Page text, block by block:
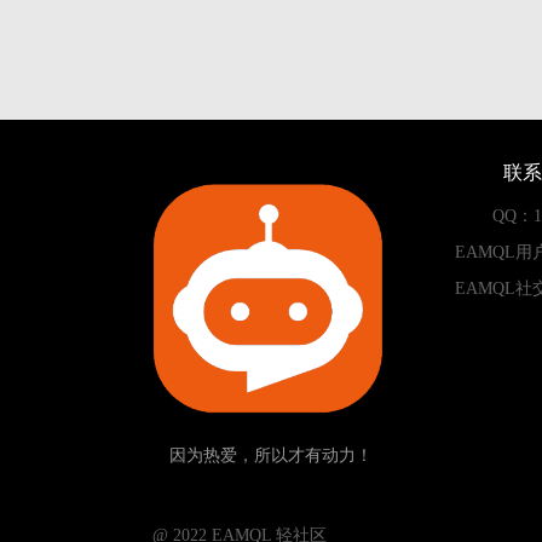
因为热爱，所以才有动力！
联
QQ：
EAMQL用
EAMQL社
­­­­­ @ 2022 EAMQL 轻社区